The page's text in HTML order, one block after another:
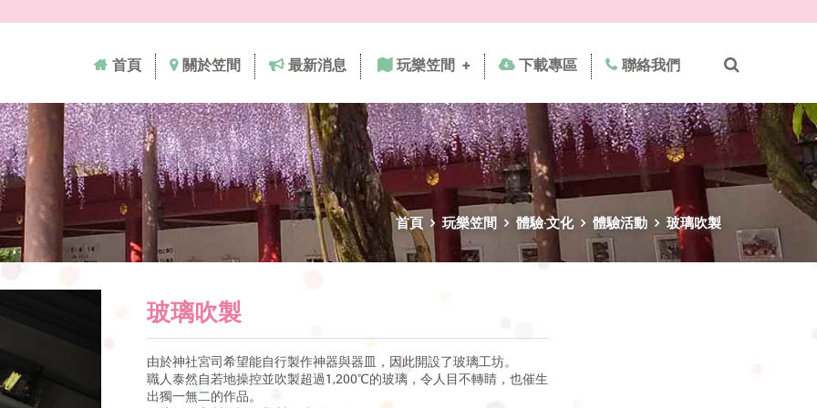
首頁 關於笠間 最新消息 玩樂笠間 + 下載專區 聯絡我們
首頁 玩樂笠間 體驗‧文化 體驗活動 玻璃吹製
玻璃吹製
由於神社宮司希望能自行製作神器與器皿，因此開設了玻璃工坊。
職人泰然自若地操控並吹製超過1,200℃的玻璃，令人目不轉睛，也催生
出獨一無二的作品。